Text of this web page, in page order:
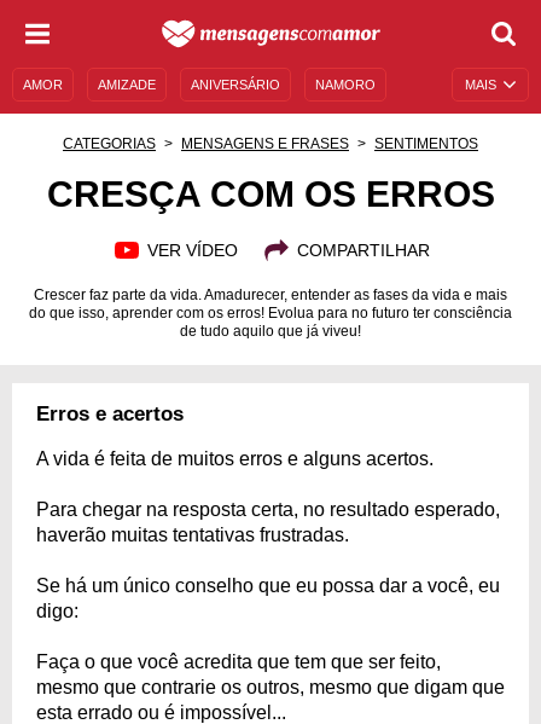
MAIS
AMOR AMIZADE ANIVERSÁRIO NAMORO
CATEGORIAS MENSAGENS E FRASES SENTIMENTOS
CRESÇA COM OS ERROS
VER VÍDEO COMPARTILHAR
Crescer faz parte da vida. Amadurecer, entender as fases da vida e mais
do que isso, aprender com os erros! Evolua para no futuro ter consciência
de tudo aquilo que já viveu!
Erros e acertos
A vida é feita de muitos erros e alguns acertos.
Para chegar na resposta certa, no resultado esperado,
haverão muitas tentativas frustradas.
Se há um único conselho que eu possa dar a você, eu
digo:
Faça o que você acredita que tem que ser feito,
mesmo que contrarie os outros, mesmo que digam que
esta errado ou é impossível...